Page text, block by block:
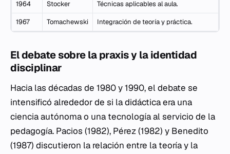
1964 Stocker Técnicas aplicables al aula.
1967 Tomachewski Integración de teoría y práctica.
El debate sobre la praxis y la identidad
disciplinar
Hacia las décadas de 1980 y 1990, el debate se
intensificó alrededor de si la didáctica era una
ciencia autónoma o una tecnología al servicio de la
pedagogía. Pacios (1982), Pérez (1982) y Benedito
(1987) discutieron la relación entre la teoría y la